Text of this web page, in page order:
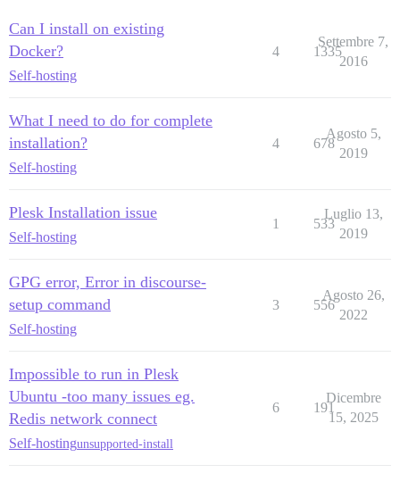
Can I install on existing
Docker?
Self-hosting
4 1335
Settembre 7,
2016
What I need to do for complete
installation?
Self-hosting
4 678
Agosto 5,
2019
Plesk Installation issue
Self-hosting
1 533
Luglio 13,
2019
GPG error, Error in discourse-
setup command
Self-hosting
3 556
Agosto 26,
2022
Impossible to run in Plesk
Ubuntu -too many issues eg.
Redis network connect
Self-hostingunsupported-install
6 191
Dicembre
15, 2025